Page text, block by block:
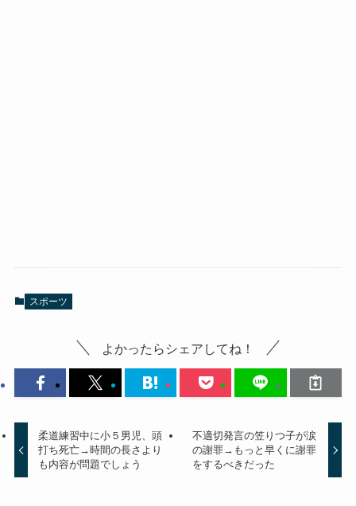
スポーツ
よかったらシェアしてね！
柔道練習中に小５男児、頭
打ち死亡→時間の長さより
も内容が問題でしょう
不適切発言の笠りつ子が涙
の謝罪→もっと早くに謝罪
をするべきだった